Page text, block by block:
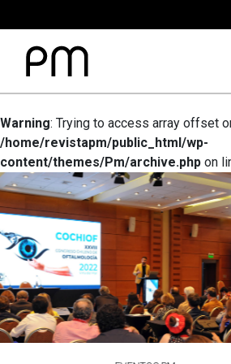
Warning: Trying to access array offset
/home/revistapm/public_html/wp-
content/themes/Pm/archive.php on